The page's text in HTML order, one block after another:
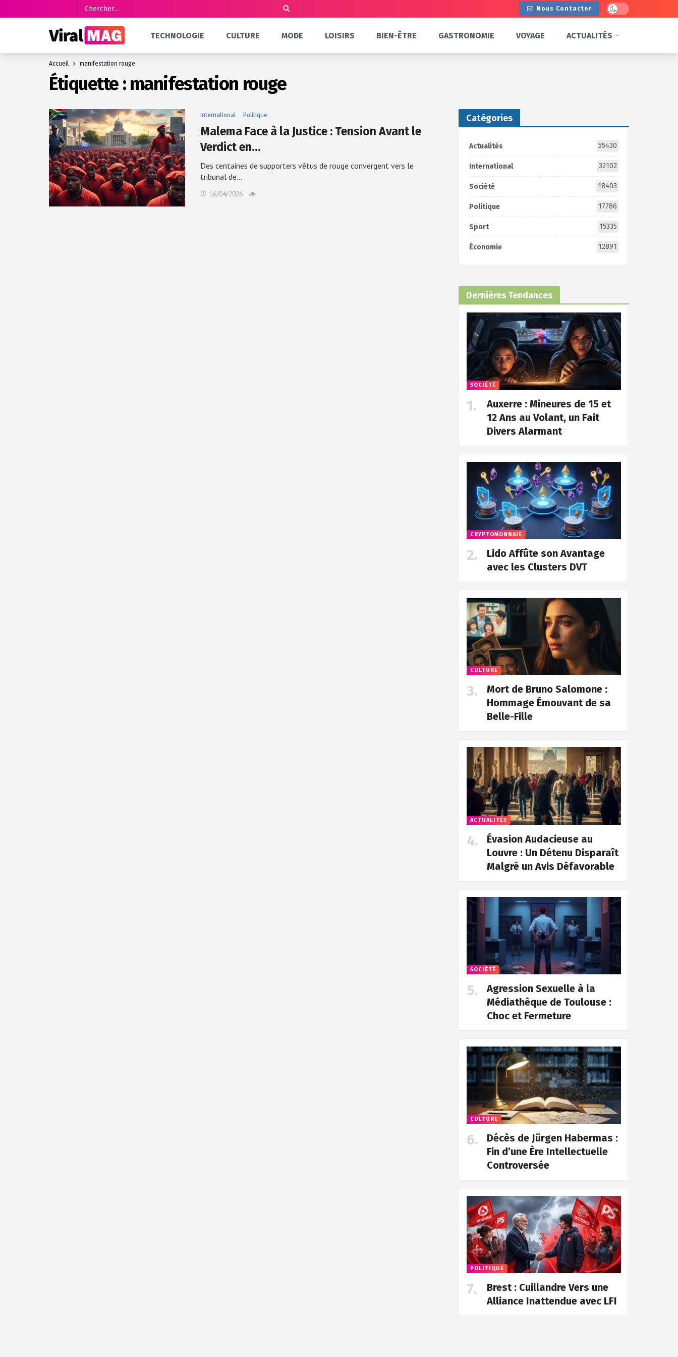
Nous Contacter Dark mode
TECHNOLOGIE CULTURE MODE LOISIRS BIEN-ÊTRE GASTRONOMIE VOYAGE ACTUALITÉS
Accueil manifestation rouge
Étiquette : manifestation rouge
International Politique
Malema Face à la Justice : Tension Avant le
Verdict en…
Des centaines de supporters vêtus de rouge convergent vers le
tribunal de…
16/04/2026
Catégories
Actualités 55430
International 32102
Société 18403
Politique 17786
Sport 15335
Économie 12891
Dernières Tendances
SOCIÉTÉ
Auxerre : Mineures de 15 et
12 Ans au Volant, un Fait
Divers Alarmant
CRYPTOMONNAIE
Lido Affûte son Avantage
avec les Clusters DVT
CULTURE
Mort de Bruno Salomone :
Hommage Émouvant de sa
Belle-Fille
ACTUALITÉS
Évasion Audacieuse au
Louvre : Un Détenu Disparaît
Malgré un Avis Défavorable
SOCIÉTÉ
Agression Sexuelle à la
Médiathèque de Toulouse :
Choc et Fermeture
CULTURE
Décès de Jürgen Habermas :
Fin d’une Ère Intellectuelle
Controversée
POLITIQUE
Brest : Cuillandre Vers une
Alliance Inattendue avec LFI